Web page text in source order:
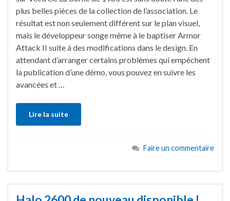
plus belles pièces de la collection de l’association. Le
résultat est non seulement différent sur le plan visuel,
mais le développeur songe même à le baptiser Armor
Attack II suite à des modifications dans le design. En
attendant d’arranger certains problèmes qui empêchent
la publication d’une démo, vous pouvez en suivre les
avancées et …
Lire la suite
Faire un commentaire